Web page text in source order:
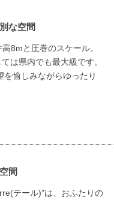
な空間
8mと圧巻のスケール。
は県内でも最大級です。
愉しみながらゆったり
間
テール)”は、おふたりの